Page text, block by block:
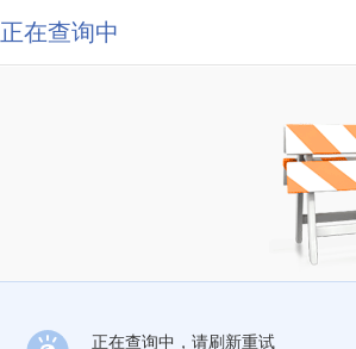
正在查询中
正在查询中，请刷新重试